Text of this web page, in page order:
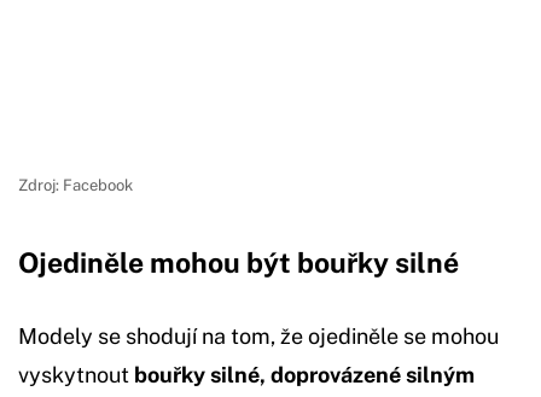
Zdroj: Facebook
Ojediněle mohou být bouřky silné
Modely se shodují na tom, že ojediněle se mohou
vyskytnout bouřky silné, doprovázené silným